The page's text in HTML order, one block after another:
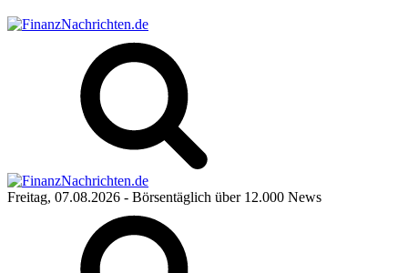
Freitag, 07.08.2026 - Börsentäglich über 12.000 News